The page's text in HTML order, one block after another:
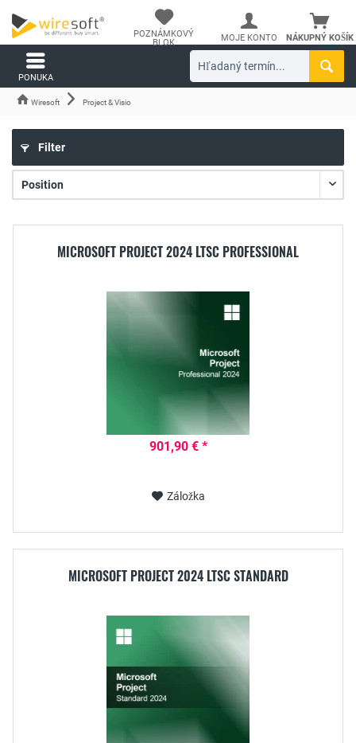
NÁKUPNÝ KOŠÍK
POZNÁMKOVÝ
BLOK
MOJE KONTO
PONUKA
Wiresoft Project & Visio
Filter
MICROSOFT PROJECT 2024 LTSC PROFESSIONAL
901,90 € *
Záložka
MICROSOFT PROJECT 2024 LTSC STANDARD